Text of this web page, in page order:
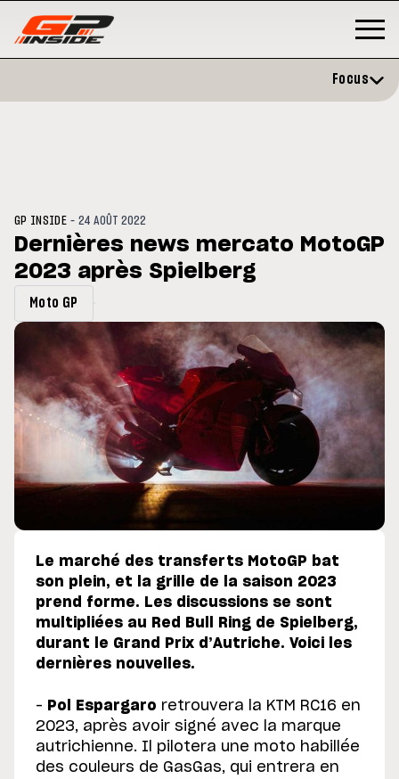
du GP de Grande-
MOTO GP
Focus
GP INSIDE -24 AOÛT 2022
Dernières news mercato MotoGP
2023 après Spielberg
Moto GP
Le marché des transferts MotoGP bat
son plein, et la grille de la saison 2023
prend forme. Les discussions se sont
multipliées au Red Bull Ring de Spielberg,
durant le Grand Prix d’Autriche. Voici les
dernières nouvelles.
– Pol Espargaro retrouvera la KTM RC16 en
2023, après avoir signé avec la marque
autrichienne. Il pilotera une moto habillée
des couleurs de GasGas, qui entrera en